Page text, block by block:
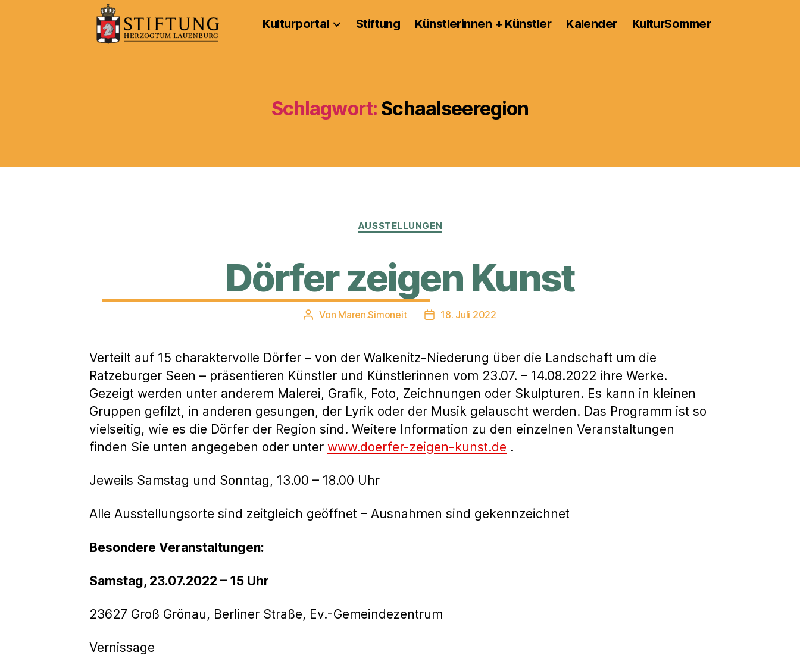
Kulturportal Stiftung Künstlerinnen + Künstler Kalender KulturSommer
Schlagwort: Schaalseeregion
Kategorien
AUSSTELLUNGEN
Dörfer zeigen Kunst
Beitragsautor
Von Maren.Simoneit Veröffentlichungsdatum
18. Juli 2022
Verteilt auf 15 charaktervolle Dörfer – von der Walkenitz-Niederung über die Landschaft um die
Ratzeburger Seen – präsentieren Künstler und Künstlerinnen vom 23.07. – 14.08.2022 ihre Werke.
Gezeigt werden unter anderem Malerei, Grafik, Foto, Zeichnungen oder Skulpturen. Es kann in kleinen
Gruppen gefilzt, in anderen gesungen, der Lyrik oder der Musik gelauscht werden. Das Programm ist so
vielseitig, wie es die Dörfer der Region sind. Weitere Information zu den einzelnen Veranstaltungen
finden Sie unten angegeben oder unter www.doerfer-zeigen-kunst.de .
Jeweils Samstag und Sonntag, 13.00 – 18.00 Uhr
Alle Ausstellungsorte sind zeitgleich geöffnet – Ausnahmen sind gekennzeichnet
Besondere Veranstaltungen:
Samstag, 23.07.2022 – 15 Uhr
23627 Groß Grönau, Berliner Straße, Ev.-Gemeindezentrum
Vernissage